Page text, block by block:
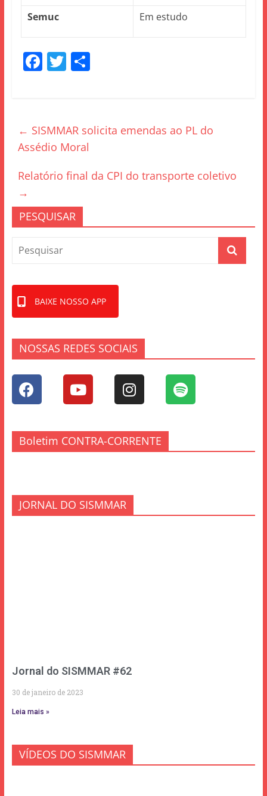
Semuc Em estudo
F
b
o
o
T S
← SISMMAR solicita emendas ao PL do
Assédio Moral
Relatório final da CPI do transporte coletivo
→
PESQUISAR
BAIXE NOSSO APP
NOSSAS REDES SOCIAIS
Boletim CONTRA-CORRENTE
JORNAL DO SISMMAR
Jornal do SISMMAR #62
30 de janeiro de 2023
Leia mais »
VÍDEOS DO SISMMAR